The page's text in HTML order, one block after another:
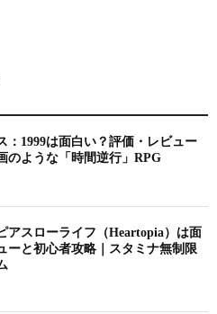
：1999は面白い？評価・レビュー
のような「時間逆行」RPG
アスローライフ（Heartopia）は面
ーと初心者攻略｜スタミナ無制限